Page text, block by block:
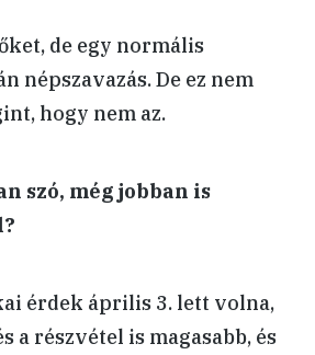
de egy normális
népszavazás. De ez nem
hogy nem az.
szó, még jobban is
érdek április 3. lett volna,
a részvétel is magasabb, és